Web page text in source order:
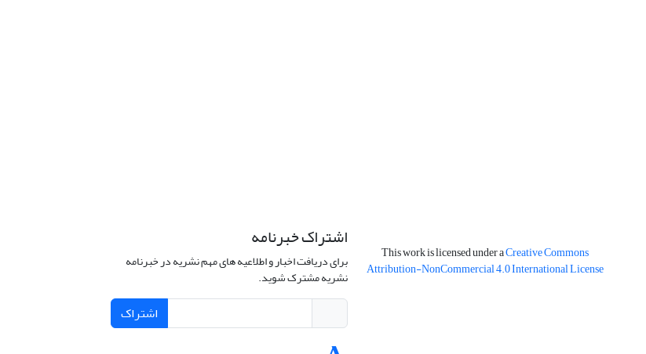
This work is licensed under aCreative Commons
Attribution-NonCommercial 4.0 International License
اشتراک خبرنامه
برای دریافت اخبار و اطلاعیه های مهم نشریه در خبرنامه
نشریه مشترک شوید.
اشتراک